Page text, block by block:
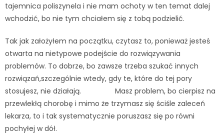
tajemnica poliszynela i nie mam ochoty w ten temat dalej
wchodzić, bo nie tym chciałem się z tobą podzielić.
Tak jak założyłem na początku, czytasz to, ponieważ jesteś
otwarta na nietypowe podejście do rozwiązywania
problemów. To dobrze, bo zawsze trzeba szukać innych
rozwiązań,szczególnie wtedy, gdy te, które do tej pory
stosujesz, nie działają. Masz problem, bo cierpisz na
przewlekłą chorobę i mimo że trzymasz się ściśle zaleceń
lekarza, to i tak systematycznie poruszasz się po równi
pochyłej w dół.